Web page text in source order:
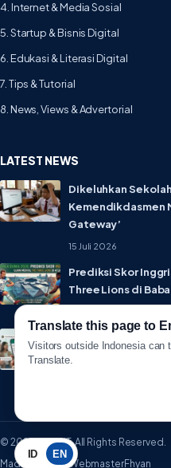
4. Internet & Media Sosial
5. Startup & Bisnis Digital
6. Edukasi & Literasi Digital
7. Tips & Tutorial
8. News, Views & Advertorial
LATEST NEWS
Dikeluhkan
Kemendikdasmen
Gateway’
15 Juli 2026
Prediksi Skor
Three Lions di
© 2026 WartaIT. All Rights Reserved.
Made with ♥ by WebmasterFhyan
ID EN
Translate this page to
Visitors outside Indonesia can
Translate.